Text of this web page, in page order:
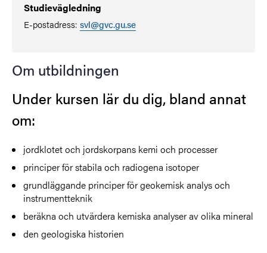
Studievägledning
E-postadress: svl@gvc.gu.se
Om utbildningen
Under kursen lär du dig, bland annat
om:
jordklotet och jordskorpans kemi och processer
principer för stabila och radiogena isotoper
grundläggande principer för geokemisk analys och
instrumentteknik
beräkna och utvärdera kemiska analyser av olika mineral
den geologiska historien